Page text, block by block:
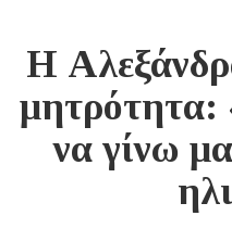
Η
μητρότητα:
να γίνω